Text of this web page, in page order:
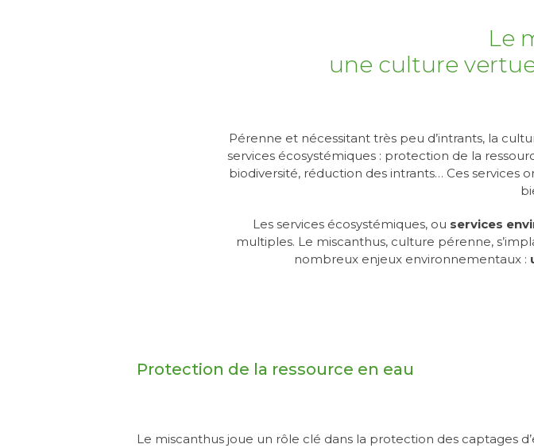
Le
une culture
Pérenne et nécessitant très peu d’intrants, la
services écosystémiques : protection de la
biodiversité, réduction des intrants… Ces
Les services écosystémiques, ou services
multiples. Le miscanthus, culture pérenne,
nombreux enjeux environnementaux :
Protection de la ressource en eau
Le miscanthus joue un rôle clé dans la protection des captages